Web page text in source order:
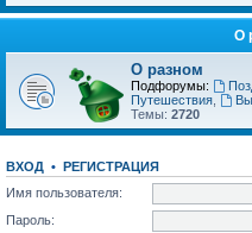
О
О разном
Подфорумы:
Путешествия
Темы: 2720
ВХОД • РЕГИСТРАЦИЯ
Имя пользователя:
Пароль: